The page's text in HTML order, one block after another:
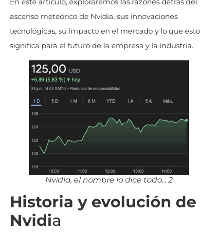
ascenso meteórico de Nvidia, sus innovaciones
tecnológicas, su impacto en el mercado y lo que esto
significa para el futuro de la empresa y la industria.
Nvidia, el nombre lo dice todo... 2
Historia y evolución de
Nvidia